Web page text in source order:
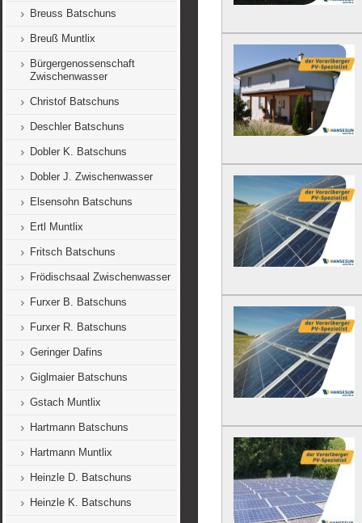
Breuss Batschuns
Breuß Muntlix
Bürgergenossenschaft
Zwischenwasser
Christof Batschuns
Deschler Batschuns
Dobler K. Batschuns
Dobler J. Zwischenwasser
Elsensohn Batschuns
Ertl Muntlix
Fritsch Batschuns
Frödischsaal Zwischenwasser
Furxer B. Batschuns
Furxer R. Batschuns
Geringer Dafins
Giglmaier Batschuns
Gstach Muntlix
Hartmann Batschuns
Hartmann Muntlix
Heinzle D. Batschuns
Heinzle K. Batschuns